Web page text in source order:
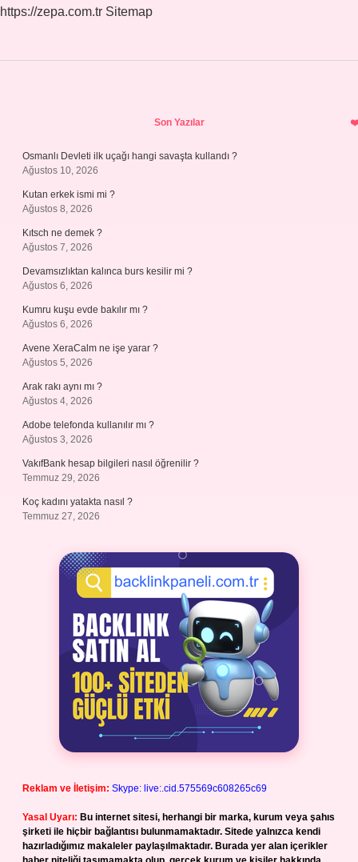
https://zepa.com.tr Sitemap
Son Yazılar
Osmanlı Devleti ilk uçağı hangi savaşta kullandı ?
Ağustos 10, 2026
Kutan erkek ismi mi ?
Ağustos 8, 2026
Kıtsch ne demek ?
Ağustos 7, 2026
Devamsızlıktan kalınca burs kesilir mi ?
Ağustos 6, 2026
Kumru kuşu evde bakılır mı ?
Ağustos 6, 2026
Avene XeraCalm ne işe yarar ?
Ağustos 5, 2026
Arak rakı aynı mı ?
Ağustos 4, 2026
Adobe telefonda kullanılır mı ?
Ağustos 3, 2026
VakıfBank hesap bilgileri nasıl öğrenilir ?
Temmuz 29, 2026
Koç kadını yatakta nasıl ?
Temmuz 27, 2026
Reklam ve İletişim: Skype: live:.cid.575569c608265c69
Yasal Uyarı: Bu internet sitesi, herhangi bir marka, kurum veya şahıs
şirketi ile hiçbir bağlantısı bulunmamaktadır. Sitede yalnızca kendi
hazırladığımız makaleler paylaşılmaktadır. Burada yer alan içerikler